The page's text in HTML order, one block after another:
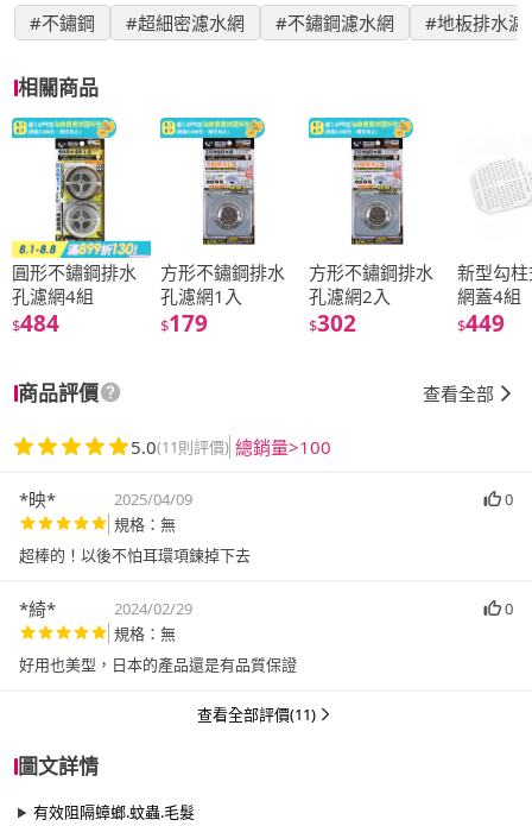
#不鏽鋼 #超細密濾水網 #不鏽鋼濾水網 #地板排水濾
相關商品
圓形不鏽鋼排水
孔濾網4組
$484
方形不鏽鋼排水
孔濾網1入
$179
方形不鏽鋼排水
孔濾網2入
$302
新型勾
網蓋4組
$449
商品評價 查看全部
5.0(11則評價) 總銷量>100
*映* 2025/04/09
0
規格：無
超棒的！以後不怕耳環項鍊掉下去
*綺* 2024/02/29
0
規格：無
好用也美型，日本的產品還是有品質保證
查看全部評價(11)
圖文詳情
有效阻隔蟑螂.蚊蟲.毛髮